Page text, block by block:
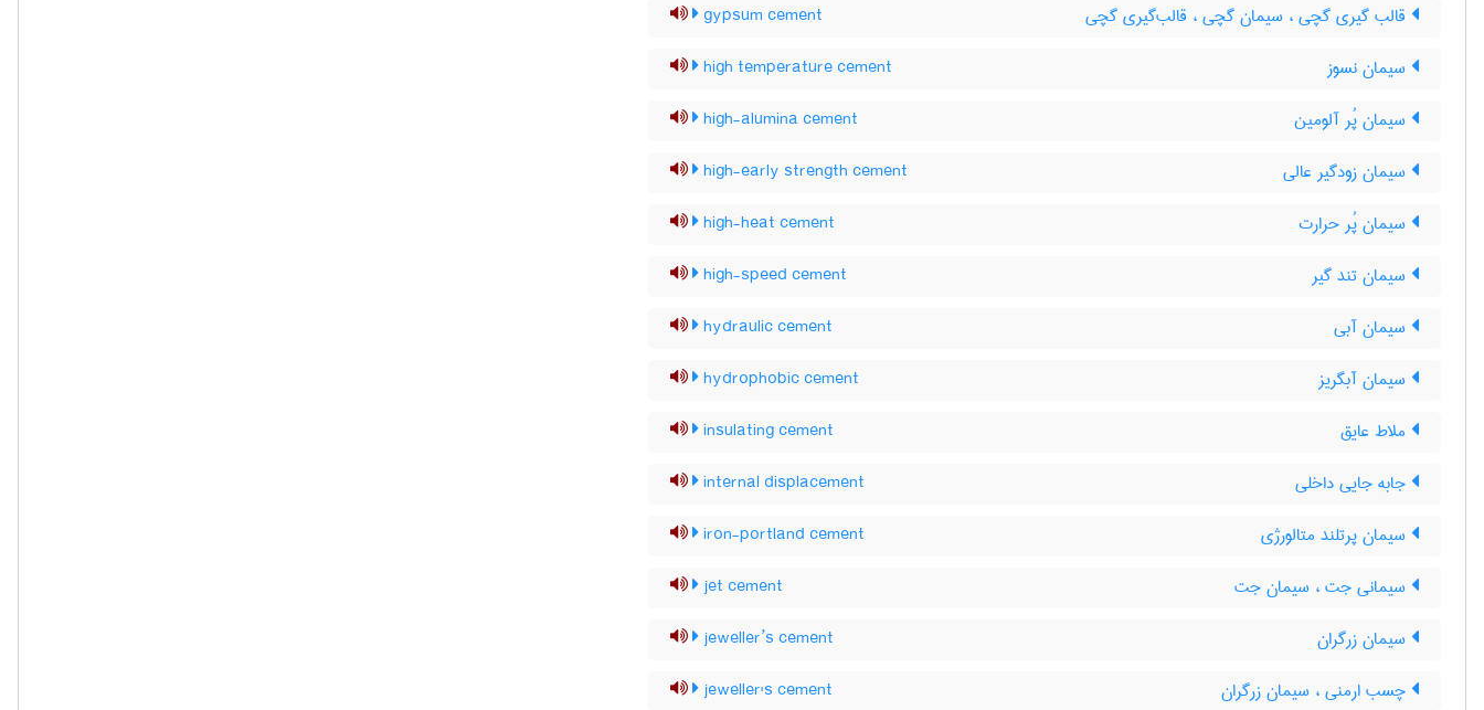
قالب گیری گچی ، سیمان گچی ، قالب‌گیری گچی gypsum cement
سیمان نسوز high temperature cement
سیمان پُر آلومین high-alumina cement
سیمان زودگیر عالی high-early strength cement
سیمان پُر حرارت high-heat cement
سیمان تند گیر high-speed cement
سیمان آبی hydraulic cement
سیمان آبگریز hydrophobic cement
ملاط عایق insulating cement
جابه جایی داخلی internal displacement
سیمان پرتلند متالورژی iron-portland cement
سیمانی جت ، سیمان جت jet cement
سیمان زرگران jeweller’s cement
چسب ارمنی ، سیمان زرگران jeweller's cement